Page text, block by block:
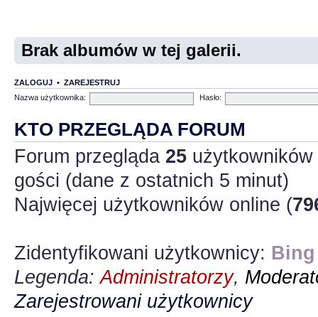
Brak albumów w tej galerii.
ZALOGUJ • ZAREJESTRUJ
Nazwa użytkownika:
Hasło:
KTO PRZEGLĄDA FORUM
Forum przegląda 25
gości (dane z ostatnich 5 minut)
Najwięcej użytkowników online (
Zidentyfikowani użytkownicy:
Legenda:Administratorzy,
Zarejestrowani użytkownicy